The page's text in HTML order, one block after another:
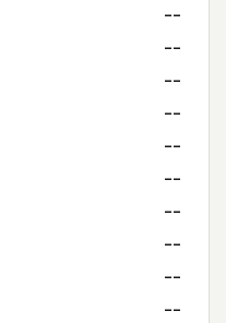
--
--
--
--
--
--
--
--
--
--